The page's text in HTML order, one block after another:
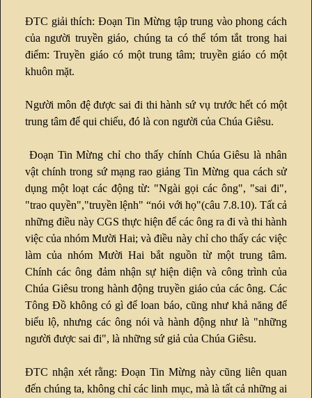
ĐTC giải thích: Đoạn Tin Mừng tập trung vào phong cách
của người truyền giáo, chúng ta có thể tóm tắt trong hai
điểm: Truyền giáo có một trung tâm; truyền giáo có một
khuôn mặt.
Người môn đệ được sai đi thi hành sứ vụ trước hết có một
trung tâm để qui chiếu, đó là con người của Chúa Giêsu.
Đoạn Tin Mừng chỉ cho thấy chính Chúa Giêsu là nhân
vật chính trong sứ mạng rao giảng Tin Mừng qua cách sử
dụng một loạt các động từ: "Ngài gọi các ông", "sai đi",
"trao quyền","truyền lệnh" “nói với họ"(câu 7.8.10). Tất cả
những điều này CGS thực hiện để các ông ra đi và thi hành
việc của nhóm Mười Hai; và điều này chỉ cho thấy các việc
làm của nhóm Mười Hai bắt nguồn từ một trung tâm.
Chính các ông đảm nhận sự hiện diện và công trình của
Chúa Giêsu trong hành động truyền giáo của các ông. Các
Tông Đồ không có gì để loan báo, cũng như khả năng để
biểu lộ, nhưng các ông nói và hành động như là "những
người được sai đi", là những sứ giả của Chúa Giêsu.
ĐTC nhận xét rằng: Đoạn Tin Mừng này cũng liên quan
đến chúng ta, không chỉ các linh mục, mà là tất cả những ai